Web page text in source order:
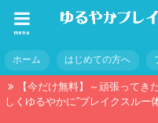
menu
ホーム はじめての方へ
【今だけ無料】～頑張って
しくゆるやかに”ブレイクスルー